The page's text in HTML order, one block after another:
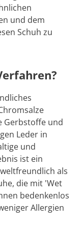
und dem
Schuh zu
Gerbstoffe und
Leder in
und
ist ein
als
die mit 'Wet
bedenkenlos
Allergien